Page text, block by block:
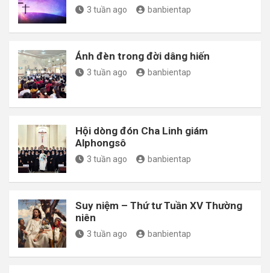
3 tuần ago banbientap
Ánh đèn trong đời dâng hiến
3 tuần ago banbientap
Hội dòng đón Cha Linh giám
Alphongsô
3 tuần ago banbientap
Suy niệm – Thứ tư Tuần XV Thường
niên
3 tuần ago banbientap